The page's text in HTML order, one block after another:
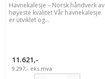
Havnekalesje – Norsk håndverk av
høyeste kvalitet Vår havnekalesje
er utviklet og...
11.621,-
9.297,- eks.mva